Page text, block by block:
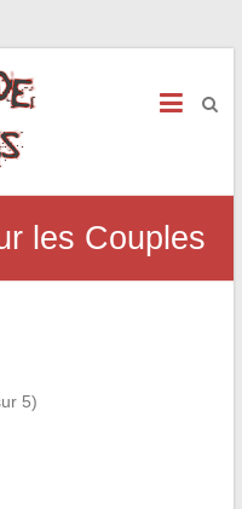
les Couples
5)